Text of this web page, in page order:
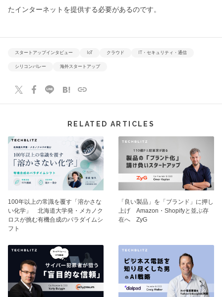
たインターネットを提供する必要があるのです。
スタートアップインタビュー IoT クラウド IT・セキュリティ・通信
シリコンバレー 海外スタートアップ
RELATED ARTICLES
100年以上の常識を覆す「溶かさな
い化学」 北海道大学発・メカノク
ロスが挑む有機合成のパラダイムシ
フト
「良い製品」を「ブランド」に押し
上げ Amazon・Shopifyと並ぶ存
在へ ZyG